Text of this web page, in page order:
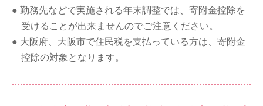
勤務先などで実施される年末調整では、寄附金控除を
受けることが出来ませんのでご注意ください。
大阪府、大阪市で住民税を支払っている方は、寄附金
控除の対象となります。